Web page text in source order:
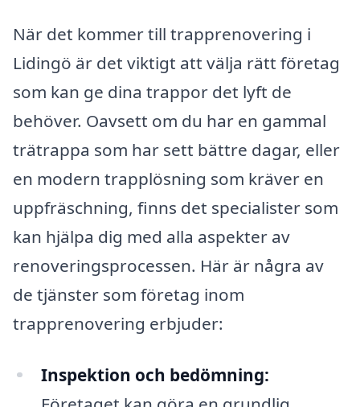
När det kommer till trapprenovering i
Lidingö är det viktigt att välja rätt företag
som kan ge dina trappor det lyft de
behöver. Oavsett om du har en gammal
trätrappa som har sett bättre dagar, eller
en modern trapplösning som kräver en
uppfräschning, finns det specialister som
kan hjälpa dig med alla aspekter av
renoveringsprocessen. Här är några av
de tjänster som företag inom
trapprenovering erbjuder:
Inspektion och bedömning: